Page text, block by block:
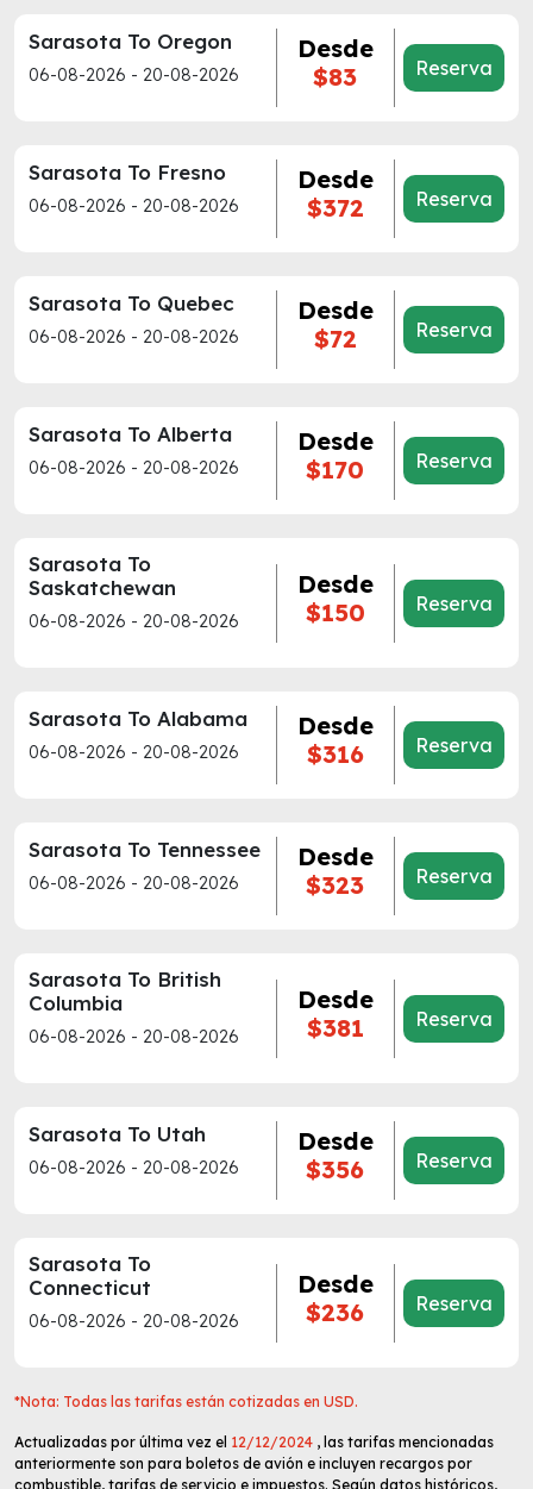
Sarasota To Oregon
06-08-2026 - 20-08-2026
Desde
$83
Reserva
Sarasota To Fresno
06-08-2026 - 20-08-2026
Desde
$372
Reserva
Sarasota To Quebec
06-08-2026 - 20-08-2026
Desde
$72
Reserva
Sarasota To Alberta
06-08-2026 - 20-08-2026
Desde
$170
Reserva
Sarasota To
Saskatchewan
06-08-2026 - 20-08-2026
Desde
$150
Reserva
Sarasota To Alabama
06-08-2026 - 20-08-2026
Desde
$316
Reserva
Sarasota To Tennessee
06-08-2026 - 20-08-2026
Desde
$323
Reserva
Sarasota To British
Columbia
06-08-2026 - 20-08-2026
Desde
$381
Reserva
Sarasota To Utah
06-08-2026 - 20-08-2026
Desde
$356
Reserva
Sarasota To
Connecticut
06-08-2026 - 20-08-2026
Desde
$236
Reserva
*Nota: Todas las tarifas están cotizadas en USD.
Actualizadas por última vez el 12/12/2024 , las tarifas mencionadas
anteriormente son para boletos de avión e incluyen recargos por
combustible, tarifas de servicio e impuestos. Según datos históricos,